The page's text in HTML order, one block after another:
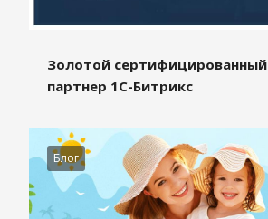
Золотой сертифицированный
партнер 1С-Битрикс
Блог